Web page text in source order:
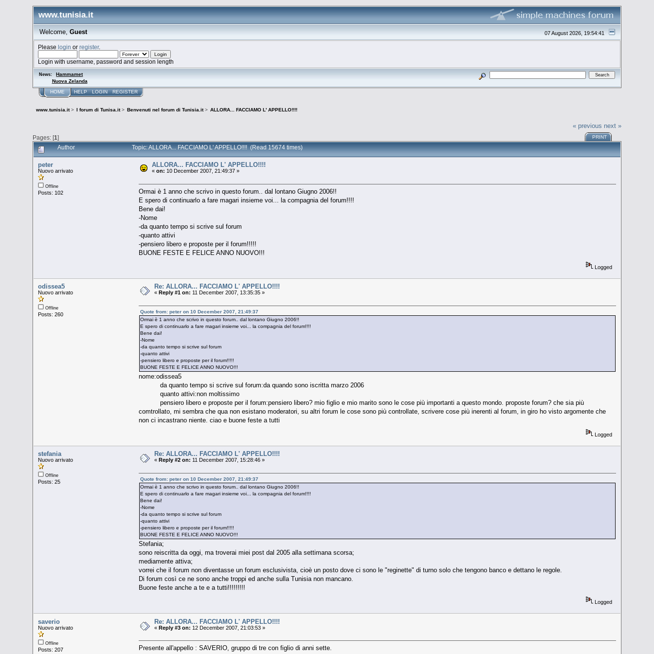
www.tunisia.it
07 August 2026, 19:54:41
Welcome, Guest
Pleaselogin orregister.
Login with username, password and session length
News:
Hammamet
Nuova Zelanda
HOME HELP LOGIN REGISTER
www.tunisia.it> I forum di Tunisa.it> Benvenuti nel forum di Tunisia.it> ALLORA... FACCIAMO L' APPELLO!!!!
« previous next »
Pages: [1] PRINT
Author Topic: ALLORA... FACCIAMO L' APPELLO!!!! (Read 15674 times)
peter
Nuovo arrivato
Offline
Posts: 102
ALLORA... FACCIAMO L' APPELLO!!!!
«on: 10 December 2007, 21:49:37 »
Ormai è 1 anno che scrivo in questo forum.. dal lontano Giugno 2006!!
E spero di continuarlo a fare magari insieme voi... la compagnia del forum!!!!
Bene dai!
-Nome
-da quanto tempo si scrive sul forum
-quanto attivi
-pensiero libero e proposte per il forum!!!!!
BUONE FESTE E FELICE ANNO NUOVO!!!
Logged
odissea5
Nuovo arrivato
Offline
Posts: 260
Re: ALLORA... FACCIAMO L' APPELLO!!!!
« Reply #1 on: 11 December 2007, 13:35:35 »
Quote from: peter on 10 December 2007, 21:49:37
Ormai è 1 anno che scrivo in questo forum.. dal lontano Giugno 2006!!
E spero di continuarlo a fare magari insieme voi... la compagnia del forum!!!!
Bene dai!
-Nome
-da quanto tempo si scrive sul forum
-quanto attivi
-pensiero libero e proposte per il forum!!!!!
BUONE FESTE E FELICE ANNO NUOVO!!!
nome:odissea5
da quanto tempo si scrive sul forum:da quando sono iscritta marzo 2006
quanto attivi:non moltissimo
pensiero libero e proposte per il forum:pensiero libero? mio figlio e mio marito sono le cose più importanti a questo mondo. proposte forum? che sia più
comtrollato, mi sembra che qua non esistano moderatori, su altri forum le cose sono più controllate, scrivere cose più inerenti al forum, in giro ho visto argomente che
non ci incastrano niente. ciao e buone feste a tutti
Logged
stefania
Nuovo arrivato
Offline
Posts: 25
Re: ALLORA... FACCIAMO L' APPELLO!!!!
« Reply #2 on: 11 December 2007, 15:28:46 »
Quote from: peter on 10 December 2007, 21:49:37
Ormai è 1 anno che scrivo in questo forum.. dal lontano Giugno 2006!!
E spero di continuarlo a fare magari insieme voi... la compagnia del forum!!!!
Bene dai!
-Nome
-da quanto tempo si scrive sul forum
-quanto attivi
-pensiero libero e proposte per il forum!!!!!
BUONE FESTE E FELICE ANNO NUOVO!!!
Stefania;
sono reiscritta da oggi, ma troverai miei post dal 2005 alla settimana scorsa;
mediamente attiva;
vorrei che il forum non diventasse un forum esclusivista, cioè un posto dove ci sono le "reginette" di turno solo che tengono banco e dettano le regole.
Di forum così ce ne sono anche troppi ed anche sulla Tunisia non mancano.
Buone feste anche a te e a tutti!!!!!!!!!
Logged
saverio
Nuovo arrivato
Offline
Posts: 207
Re: ALLORA... FACCIAMO L' APPELLO!!!!
«Reply #3 on: 12 December 2007, 21:03:53 »
Presente all'appello : SAVERIO, gruppo di tre con figlio di anni sette.